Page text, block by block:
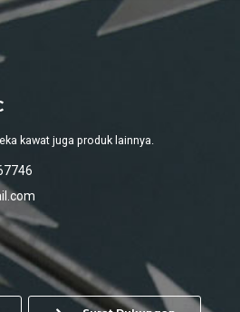
kawat juga produk lainnya.